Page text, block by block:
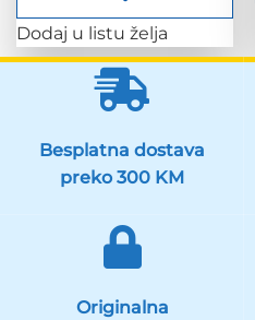
Dodaj u listu želja
Besplatna dostava
preko 300 KM
Originalna